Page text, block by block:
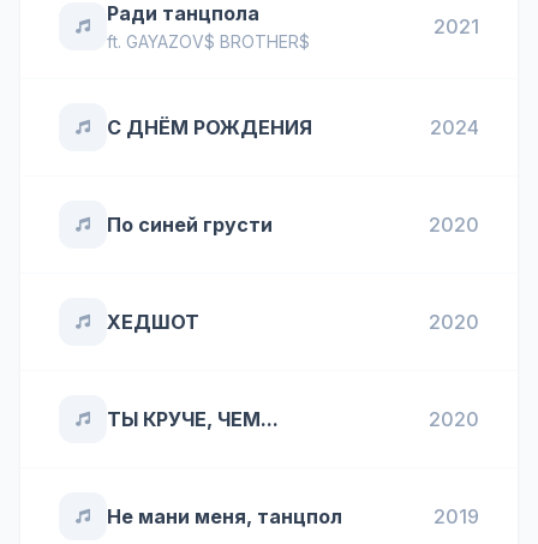
Ради танцпола
ft. GAYAZOV$ BROTHER$
2021
С ДНЁМ РОЖДЕНИЯ 2024
По синей грусти 2020
ХЕДШОТ 2020
ТЫ КРУЧЕ, ЧЕМ... 2020
Не мани меня, танцпол 2019